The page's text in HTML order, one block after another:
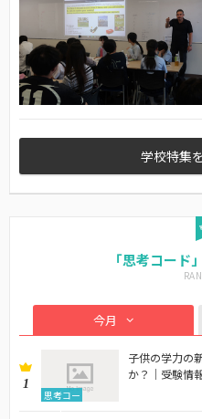
学校特集
「思考コード
今月
1
思考コー
子供の学力の
か？｜受験情